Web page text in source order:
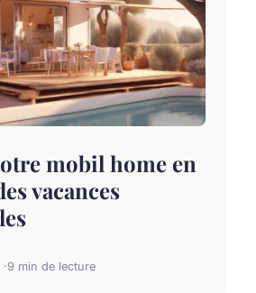
mobil home en
vacances
9 min de lecture